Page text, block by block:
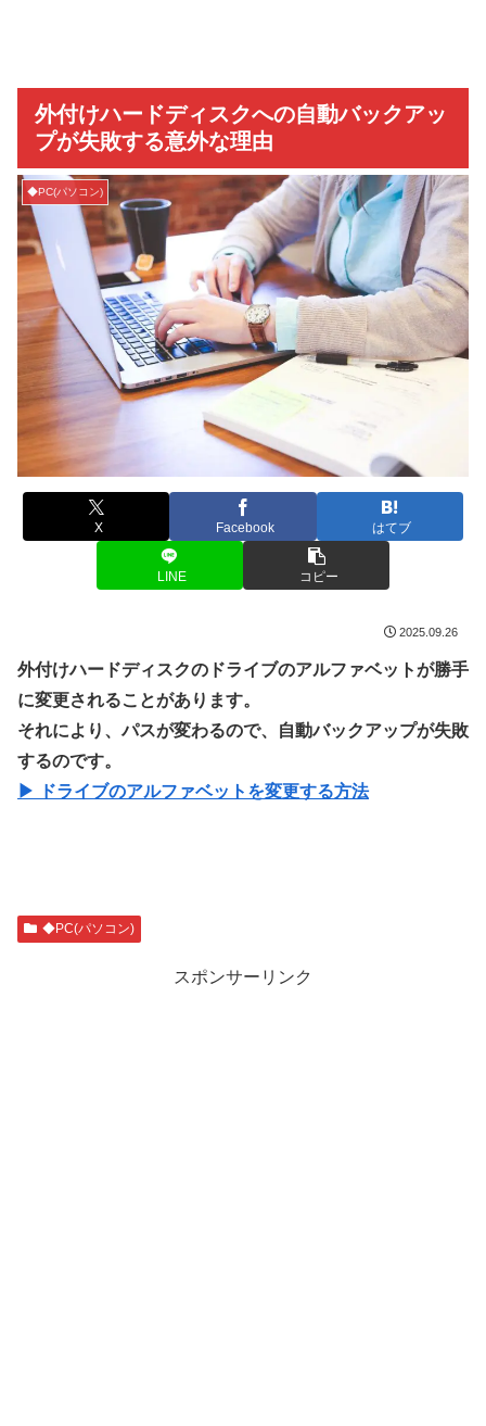
外付けハードディスクへの自動バックアッ
プが失敗する意外な理由
◆PC(パソコン)
X Facebook はてブ
LINE コピー
2025.09.26
外付けハードディスクのドライブのアルファベットが勝手
に変更されることがあります。
それにより、パスが変わるので、自動バックアップが失敗
するのです。
▶ ドライブのアルファベットを変更する方法
◆PC(パソコン)
スポンサーリンク